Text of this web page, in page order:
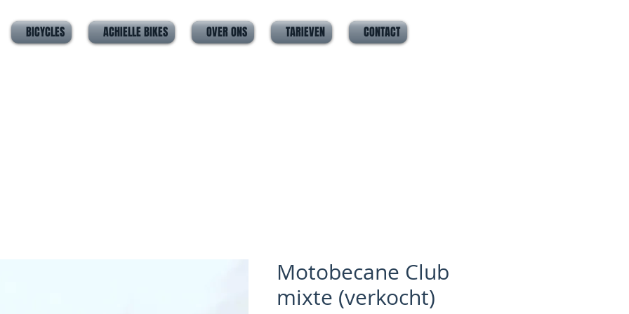
BICYCLES ACHIELLE BIKES OVER ONS TARIEVEN CONTACT
Motobecane Club
mixte (verkocht)